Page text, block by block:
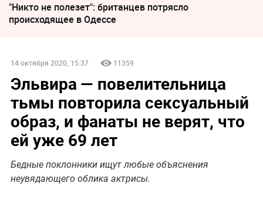
"Никто не полезет": британцев потрясло
происходящее в Одессе
14 октября 2020, 15:37 11359
Эльвира — повелительница
тьмы повторила сексуальный
образ, и фанаты не верят, что
ей уже 69 лет
Бедные поклонники ищут любые объяснения
неувядающего облика актрисы.